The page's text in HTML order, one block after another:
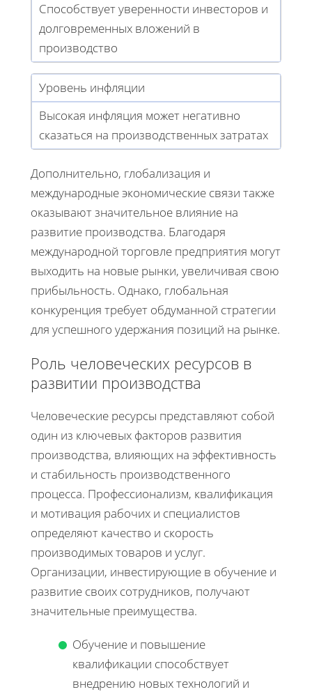
Способствует уверенности инвесторов и
долговременных вложений в
производство
Уровень инфляции
Высокая инфляция может негативно
сказаться на производственных затратах
Дополнительно, глобализация и
международные экономические связи также
оказывают значительное влияние на
развитие производства. Благодаря
международной торговле предприятия могут
выходить на новые рынки, увеличивая свою
прибыльность. Однако, глобальная
конкуренция требует обдуманной стратегии
для успешного удержания позиций на рынке.
Роль человеческих ресурсов в
развитии производства
Человеческие ресурсы представляют собой
один из ключевых факторов развития
производства, влияющих на эффективность
и стабильность производственного
процесса. Профессионализм, квалификация
и мотивация рабочих и специалистов
определяют качество и скорость
производимых товаров и услуг.
Организации, инвестирующие в обучение и
развитие своих сотрудников, получают
значительные преимущества.
Обучение и повышение
квалификации способствует
внедрению новых технологий и